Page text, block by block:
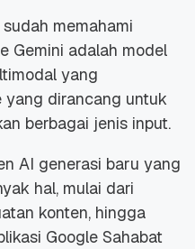
memahami
Gemini adalah model
yang
yang dirancang untuk
berbagai jenis input.
AI generasi baru yang
hal, mulai dari
konten, hingga
Google Sahabat